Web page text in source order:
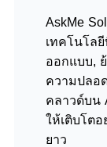
AskMe
เทคโนโล
ออกแบบ,
ความปลอ
คลาวด์บน
ให้เติบโต
ยาว